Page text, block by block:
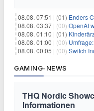
08.08. 07:51 | (01) Enders
08.08. 03:37 | (00) OpenAI
08.08. 01:10 | (01)
08.08. 01:00 | (00) Umfrage:
08.08. 00:05 | (00) Switch Inc.
GAMING-NEWS
THQ Nordic
Informationen